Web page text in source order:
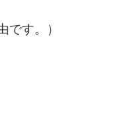
す。）